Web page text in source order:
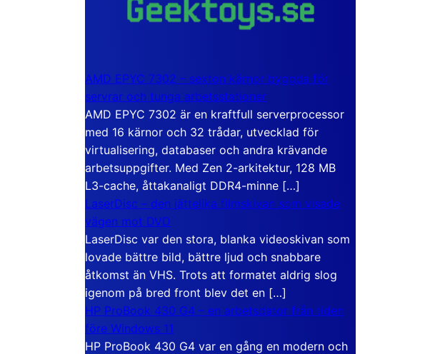
AMD EPYC 7302 – sexton kärnor byggda för
servrar och tunga arbetsstationer
AMD EPYC 7302 är en kraftfull serverprocessor
med 16 kärnor och 32 trådar, utvecklad för
virtualisering, databaser och andra krävande
arbetsuppgifter. Med Zen 2-arkitektur, 128 MB
L3-cache, åttakanaligt DDR4-minne […]
LaserDisc – den jättelika filmskivan som visade
vägen mot DVD
LaserDisc var den stora, blanka videoskivan som
lovade bättre bild, bättre ljud och snabbare
åtkomst än VHS. Trots att formatet aldrig slog
igenom på bred front blev det en […]
HP ProBook 430 G4 – en arbetsdator från tiden
före Windows 11
HP ProBook 430 G4 var en gång en modern och